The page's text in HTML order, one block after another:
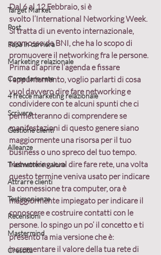
Target Market
Post
Papà in carriera
Marketing relazionale
Come fare rete
4 frecce marketing relazionale
Scrivere
Gestione clienti
Alleanze
Trasmettere valore
Attrarre clienti
Testimonianze
Recensioni
Mastermind
Crescita
Dal 6 al 12 Febbraio, si è
svolto l’International Networking Week.
Si tratta di un evento internazionale,
promosso da BNI, che ha lo scopo di
promuovere il networking fra le persone.
Prima di aprire l’agenda e fissare
l’appuntamento, voglio parlarti di cosa
vuol davvero dire fare networking e
condividere con te alcuni spunti che ci
permetteranno di comprendere se
manifestazioni di questo genere siano
maggiormente una risorsa per il tuo
business o uno spreco del tuo tempo.
Networking vuol dire fare rete, una volta
questo termine veniva usato per indicare
la connessione tra computer, ora è
maggiormente impiegato per indicare il
conoscere e costruire contatti con le
persone. Io spingo un po’ il concetto e ti
presento la mia versione che è:
incrementare il valore della tua rete di